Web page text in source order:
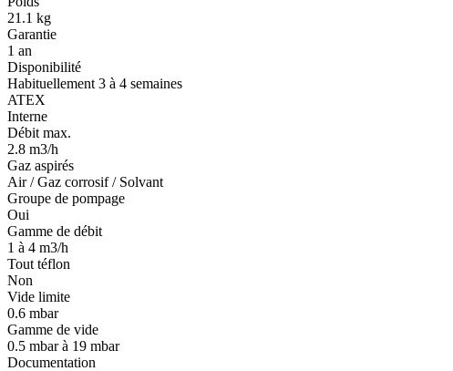
21.1 kg
Garantie
1 an
Disponibilité
Habituellement 3 à 4 semaines
ATEX
Interne
Débit max.
2.8 m3/h
Gaz aspirés
Air / Gaz corrosif / Solvant
Groupe de pompage
Oui
Gamme de débit
1 à 4 m3/h
Tout téflon
Non
Vide limite
0.6 mbar
Gamme de vide
0.5 mbar à 19 mbar
Documentation